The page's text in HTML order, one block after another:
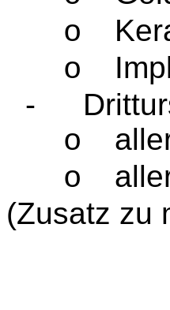
o
o
-
o
o
(Zusatz zu